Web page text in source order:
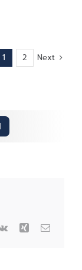
1 2 Next
Vk Xing Email